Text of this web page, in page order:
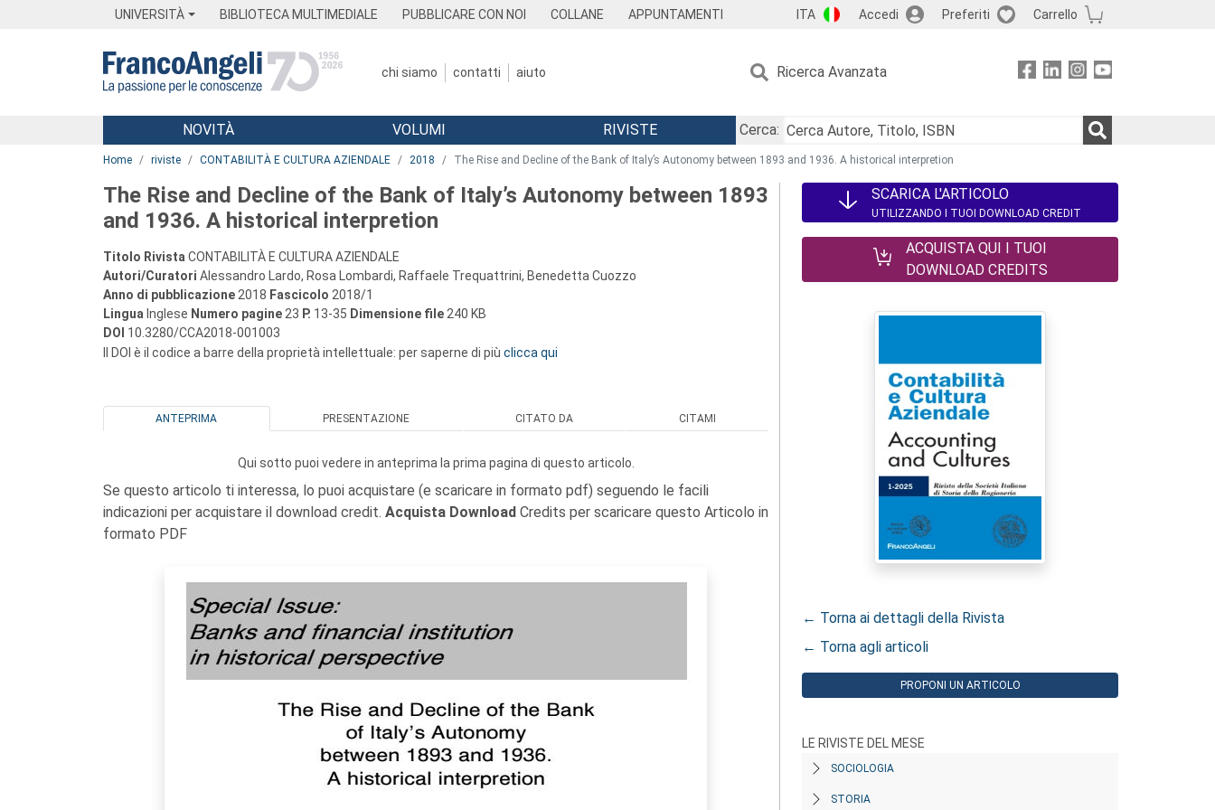
UNIVERSITÀ BIBLIOTECA MULTIMEDIALE PUBBLICARE CON NOI COLLANE APPUNTAMENTI ITA Accedi Preferiti Carrello
chi siamo contatti aiuto Ricerca Avanzata
Menu
NOVITÀ VOLUMI RIVISTE
Cerca:
Home riviste CONTABILITÀ E CULTURA AZIENDALE 2018 The Rise and Decline of the Bank of Italy’s Autonomy between 1893 and 1936. A historical interpretion
The Rise and Decline of the Bank of Italy’s Autonomy between 1893
and 1936. A historical interpretion
Titolo Rivista CONTABILITÀ E CULTURA AZIENDALE
Autori/Curatori Alessandro Lardo, Rosa Lombardi, Raffaele Trequattrini, Benedetta Cuozzo
Anno di pubblicazione 2018 Fascicolo 2018/1
Lingua Inglese Numero pagine 23 P. 13-35 Dimensione file 240 KB
DOI 10.3280/CCA2018-001003
Il DOI è il codice a barre della proprietà intellettuale: per saperne di più clicca qui
ANTEPRIMA PRESENTAZIONE CITATO DA CITAMI
Qui sotto puoi vedere in anteprima la prima pagina di questo articolo.
Se questo articolo ti interessa, lo puoi acquistare (e scaricare in formato pdf) seguendo le facili
indicazioni per acquistare il download credit. Acquista Download Credits per scaricare questo Articolo in
formato PDF
SCARICA L'ARTICOLO
UTILIZZANDO I TUOI DOWNLOAD CREDIT
ACQUISTA QUI I TUOI
DOWNLOAD CREDITS
← Torna ai dettagli della Rivista
← Torna agli articoli
PROPONI UN ARTICOLO
LE RIVISTE DEL MESE
SOCIOLOGIA
STORIA